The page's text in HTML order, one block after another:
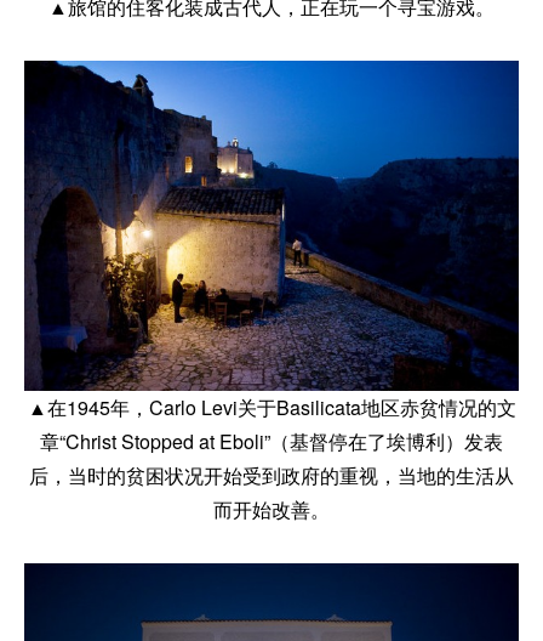
▲旅馆的住客化装成古代人，正在玩一个寻宝游戏。
▲在1945年，Carlo Levi关于Basilicata地区赤贫情况的文
章“Christ Stopped at Eboli”（基督停在了埃博利）发表
后，当时的贫困状况开始受到政府的重视，当地的生活从
而开始改善。